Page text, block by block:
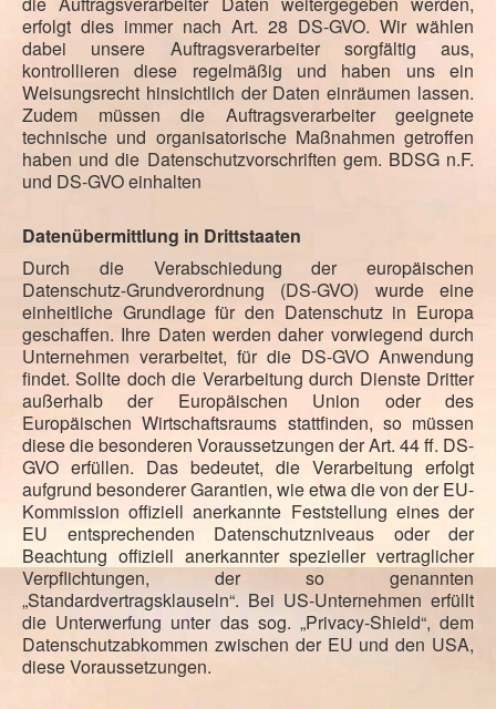
erfolgt dies immer nach Art. 28 DS-GVO. Wir wählen
dabei unsere Auftragsverarbeiter sorgfältig aus,
kontrollieren diese regelmäßig und haben uns ein
Weisungsrecht hinsichtlich der Daten einräumen lassen.
Zudem müssen die Auftragsverarbeiter geeignete
technische und organisatorische Maßnahmen getroffen
haben und die Datenschutzvorschriften gem. BDSG n.F.
und DS-GVO einhalten
Datenübermittlung in Drittstaaten
Durch die Verabschiedung der europäischen
Datenschutz-Grundverordnung (DS-GVO) wurde eine
einheitliche Grundlage für den Datenschutz in Europa
geschaffen. Ihre Daten werden daher vorwiegend durch
Unternehmen verarbeitet, für die DS-GVO Anwendung
findet. Sollte doch die Verarbeitung durch Dienste Dritter
außerhalb der Europäischen Union oder des
Europäischen Wirtschaftsraums stattfinden, so müssen
diese die besonderen Voraussetzungen der Art. 44 ff. DS-
GVO erfüllen. Das bedeutet, die Verarbeitung erfolgt
aufgrund besonderer Garantien, wie etwa die von der EU-
Kommission offiziell anerkannte Feststellung eines der
EU entsprechenden Datenschutzniveaus oder der
Beachtung offiziell anerkannter spezieller vertraglicher
Verpflichtungen, der so genannten
„Standardvertragsklauseln“. Bei US-Unternehmen erfüllt
die Unterwerfung unter das sog. „Privacy-Shield“, dem
Datenschutzabkommen zwischen der EU und den USA,
diese Voraussetzungen.